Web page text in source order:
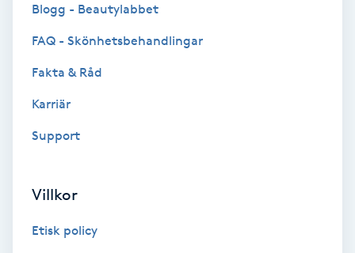
Naprapati
Ny frisyr
Blogg - Beautylabbet
FAQ - Skönhetsbehandlingar
Fakta & Råd
Karriär
Support
Villkor
Etisk policy